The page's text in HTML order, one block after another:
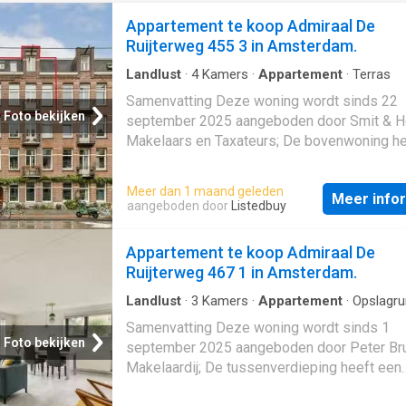
Foto bekijken
Appartement te koop Admiraal De
Ruijterweg 455 3 in Amsterdam.
Landlust · 4Kamers · Appartement · Terras
Samenvatting Deze woning wordt sinds 22
september 2025 aangeboden door Smit &
Makelaars en Taxateurs; De bovenwoning
kamers, waarvan 3 slaapkamers; De
gebouwd In 1925 en ligt in de buurt
Amsterdam; De woning beschikt onder
Mechanische ventilatie, Dakterras, Douche,
Dakraam, Toilet. Beschrijving
Meer dan 1 maand geleden
aangeboden door Listedbuy Meer
Foto bekijken
Appartement te koop Admiraal De
Ruijterweg 467 1 in Amsterdam.
Landlust · 3 Kamers · Appartement ·
Samenvatting Deze woning wordt sinds 1
september 2025 aangeboden door Peter
Makelaardij; De tussenverdieping heeft een